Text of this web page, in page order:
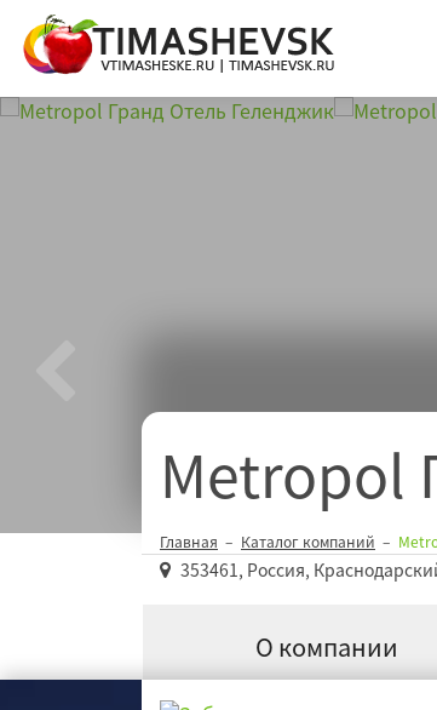
Metropol
Главная Каталог компаний
353461, Россия,
О компании